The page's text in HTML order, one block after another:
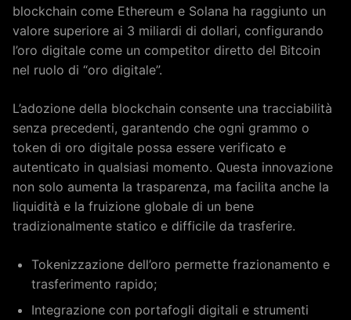
blockchain come Ethereum e Solana ha raggiunto un
valore superiore ai 3 miliardi di dollari, configurando
l’oro digitale come un competitor diretto del Bitcoin
nel ruolo di “oro digitale”.
L’adozione della blockchain consente una tracciabilità
senza precedenti, garantendo che ogni grammo o
token di oro digitale possa essere verificato e
autenticato in qualsiasi momento. Questa innovazione
non solo aumenta la trasparenza, ma facilita anche la
liquidità e la fruizione globale di un bene
tradizionalmente statico e difficile da trasferire.
Tokenizzazione dell’oro permette frazionamento e
trasferimento rapido;
Integrazione con portafogli digitali e strumenti